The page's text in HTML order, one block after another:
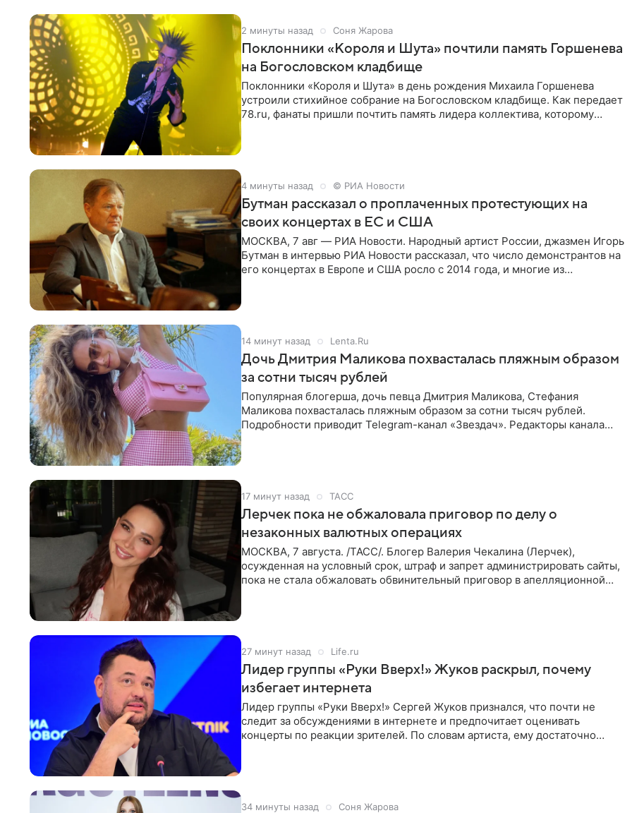
2 минуты назад Соня Жарова
Поклонники «Короля и Шута» почтили память Горшенева
на Богословском кладбище
Поклонники «Короля и Шута» в день рождения Михаила Горшенева
устроили стихийное собрание на Богословском кладбище. Как передает
78.ru, фанаты пришли почтить память лидера коллектива, которому
4 минуты назад © РИА Новости
Бутман рассказал о проплаченных протестующих на
своих концертах в ЕС и США
МОСКВА, 7 авг — РИА Новости. Народный артист России, джазмен Игорь
Бутман в интервью РИА Новости рассказал, что число демонстрантов на
его концертах в Европе и США росло с 2014 года, и многие из
14 минут назад Lenta.Ru
Дочь Дмитрия Маликова похвасталась пляжным образом
за сотни тысяч рублей
Популярная блогерша, дочь певца Дмитрия Маликова, Стефания
Маликова похвасталась пляжным образом за сотни тысяч рублей.
Подробности приводит Telegram-канал «Звездач». Редакторы канала
17 минут назад ТАСС
Лерчек пока не обжаловала приговор по делу о
незаконных валютных операциях
МОСКВА, 7 августа. /ТАСС/. Блогер Валерия Чекалина (Лерчек),
осужденная на условный срок, штраф и запрет администрировать сайты,
пока не стала обжаловать обвинительный приговор в апелляционной
27 минут назад Life.ru
Лидер группы «Руки Вверх!» Жуков раскрыл, почему
избегает интернета
Лидер группы «Руки Вверх!» Сергей Жуков признался, что почти не
следит за обсуждениями в интернете и предпочитает оценивать
концерты по реакции зрителей. По словам артиста, ему достаточно
34 минуты назад Соня Жарова